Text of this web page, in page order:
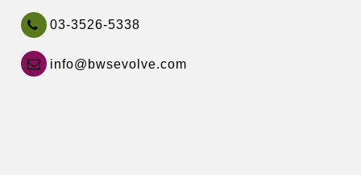
03-3526-5338
info@bwsevolve.com